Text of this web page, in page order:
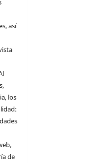
así
los
de